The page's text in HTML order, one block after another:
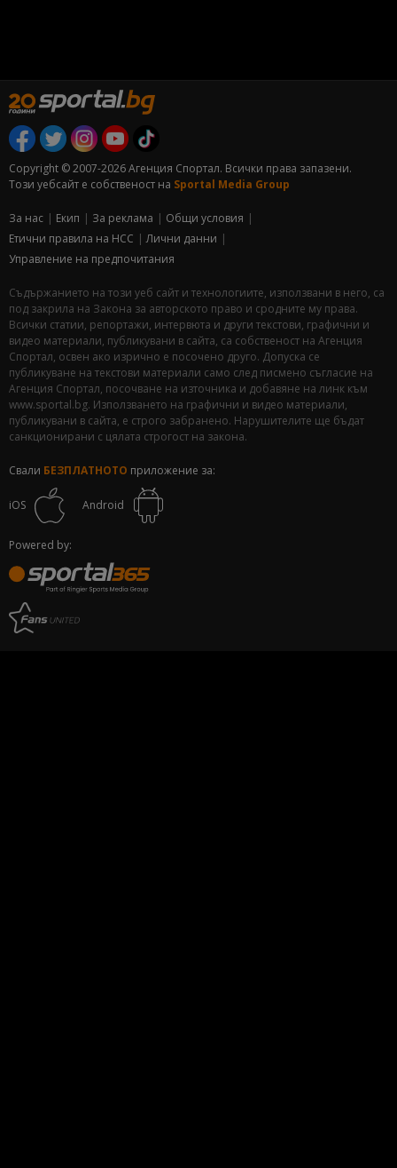
Copyright © 2007-2026 Агенция Спортал. Всички права запазени.
Този уебсайт е собственост на Sportal Media Group
За нас Екип За рекламa
Общи условия
Етични правила на НСС
Лични данни
Управление на предпочитания
Съдържанието на този уеб сайт и технологиите, използвани в него, са
под закрила на Закона за авторското право и сродните му права.
Всички статии, репортажи, интервюта и други текстови, графични и
видео материали, публикувани в сайта, са собственост на Агенция
Спортал, освен ако изрично е посочено друго. Допуска се
публикуване на текстови материали само след писмено съгласие на
Агенция Спортал, посочване на източника и добавяне на линк към
www.sportal.bg. Използването на графични и видео материали,
публикувани в сайта, е строго забранено. Нарушителите ще бъдат
санкционирани с цялата строгост на закона.
Свали БЕЗПЛАТНОТО приложение за:
iOS Android
Powered by: